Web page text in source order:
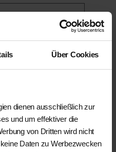
Über Cookies
dienen ausschließlich zur
und um effektiver die
von Dritten wird nicht
Daten zu Werbezwecken
hast du studiert?
neben deinen